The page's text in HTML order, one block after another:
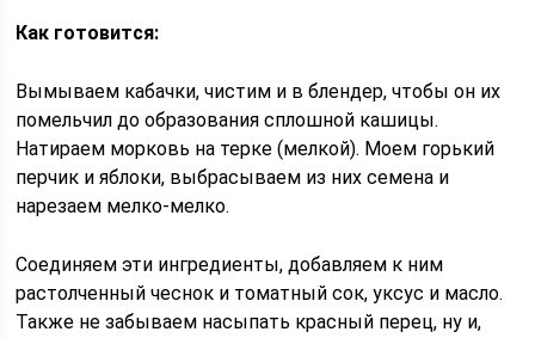
Как готовится:
Вымываем кабачки, чистим и в блендер, чтобы он их
помельчил до образования сплошной кашицы.
Натираем морковь на терке (мелкой). Моем горький
перчик и яблоки, выбрасываем из них семена и
нарезаем мелко-мелко.
Соединяем эти ингредиенты, добавляем к ним
растолченный чеснок и томатный сок, уксус и масло.
Также не забываем насыпать красный перец, ну и,